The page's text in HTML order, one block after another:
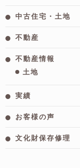
中古住宅・土地
不動産
不動産情報
土地
実績
お客様の声
文化財保存修理